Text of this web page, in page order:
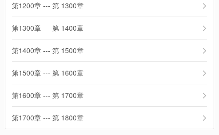
第1200章 --- 第 1300章
第1300章 --- 第 1400章
第1400章 --- 第 1500章
第1500章 --- 第 1600章
第1600章 --- 第 1700章
第1700章 --- 第 1800章